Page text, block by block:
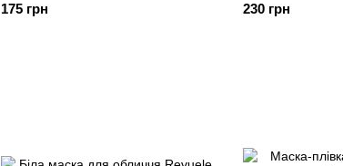
175 грн 230 грн